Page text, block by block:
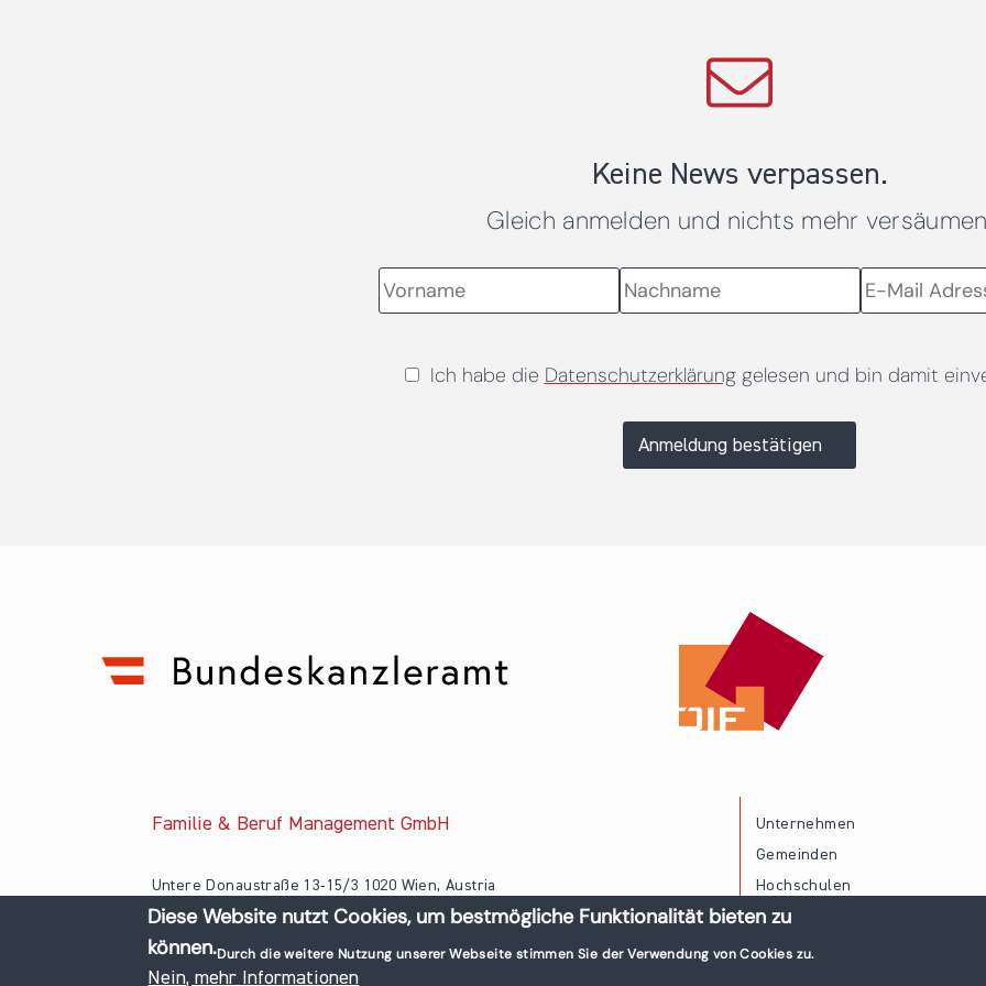
Keine News verpassen.
Gleich anmelden und nichts mehr
Ich habe die Datenschutzerklärunggelesen und bin damit
Anmeldung bestätigen
Familie & Beruf Management GmbH
Untere Donaustraße 13-15/3 1020 Wien, Austria
+43 1 218 50 70
office@familieundberuf.at
Unternehmen
Gemeinden
Hochschulen
Persönliche Vereinbarkeit
© 2026 Familie und Beruf All rights reserved.
Diese Website nutzt Cookies, um bestmögliche Funktionalität bieten zu
können.Durch die weitere Nutzung unserer Webseite stimmen Sie der Verwendung von Cookies zu.
Nein, mehr Informationen